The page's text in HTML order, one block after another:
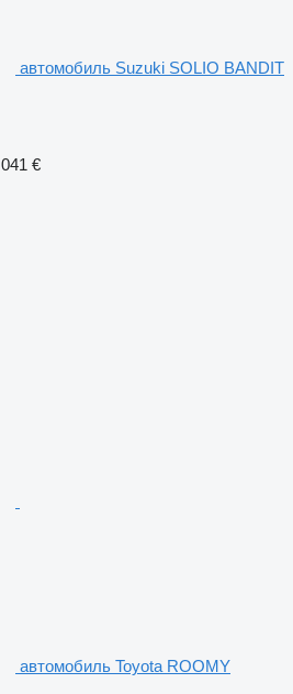
автомобиль Suzuki SOLIO BANDIT
€
автомобиль Toyota ROOMY